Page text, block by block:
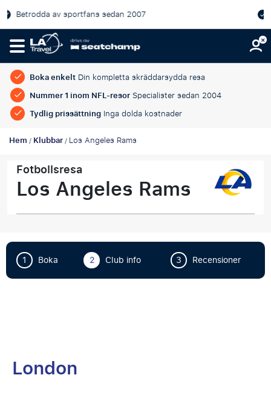
sedan 2007 Officiella
Boka enkeltDin kompletta skräddarsydda resa
Nummer 1 inom NFL-resorSpecialister sedan 2004
Tydlig prissättningInga dolda kostnader
Hem/Klubbar/Los Angeles Rams
Fotbollsresa
Los Angeles Rams
1 Boka 2 Club info 3 Recensioner
London